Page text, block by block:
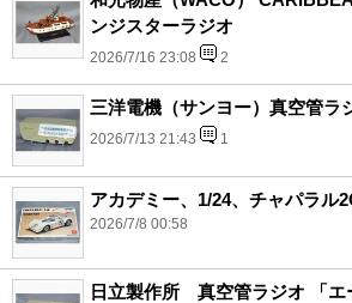
ンジスターラジオ
2026/7/16 23:08 2
三洋電機（サンヨー）真空管ラ
2026/7/13 21:43 1
アカデミー、1/24、チャパラル
2026/7/8 00:58
日立製作所 真空管ラジオ 「エ